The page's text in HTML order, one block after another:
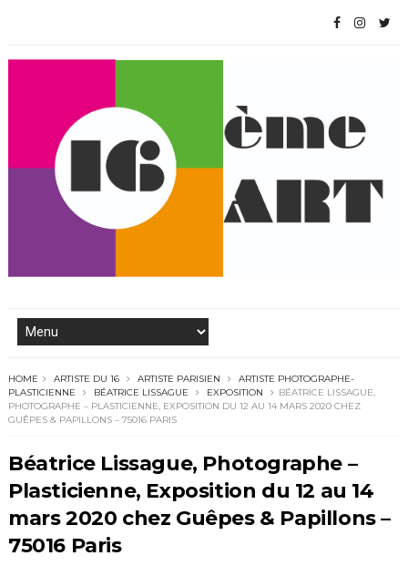
HOME ARTISTE DU 16 ARTISTE PARISIEN
ARTISTE PHOTOGRAPHE-
PLASTICIENNE
BÉATRICE LISSAGUE EXPOSITION
BÉATRICE LISSAGUE,
PHOTOGRAPHE – PLASTICIENNE, EXPOSITION DU 12 AU 14 MARS 2020 CHEZ
GUÊPES & PAPILLONS – 75016 PARIS
Béatrice Lissague, Photographe –
Plasticienne, Exposition du 12 au 14
mars 2020 chez Guêpes & Papillons –
75016 Paris